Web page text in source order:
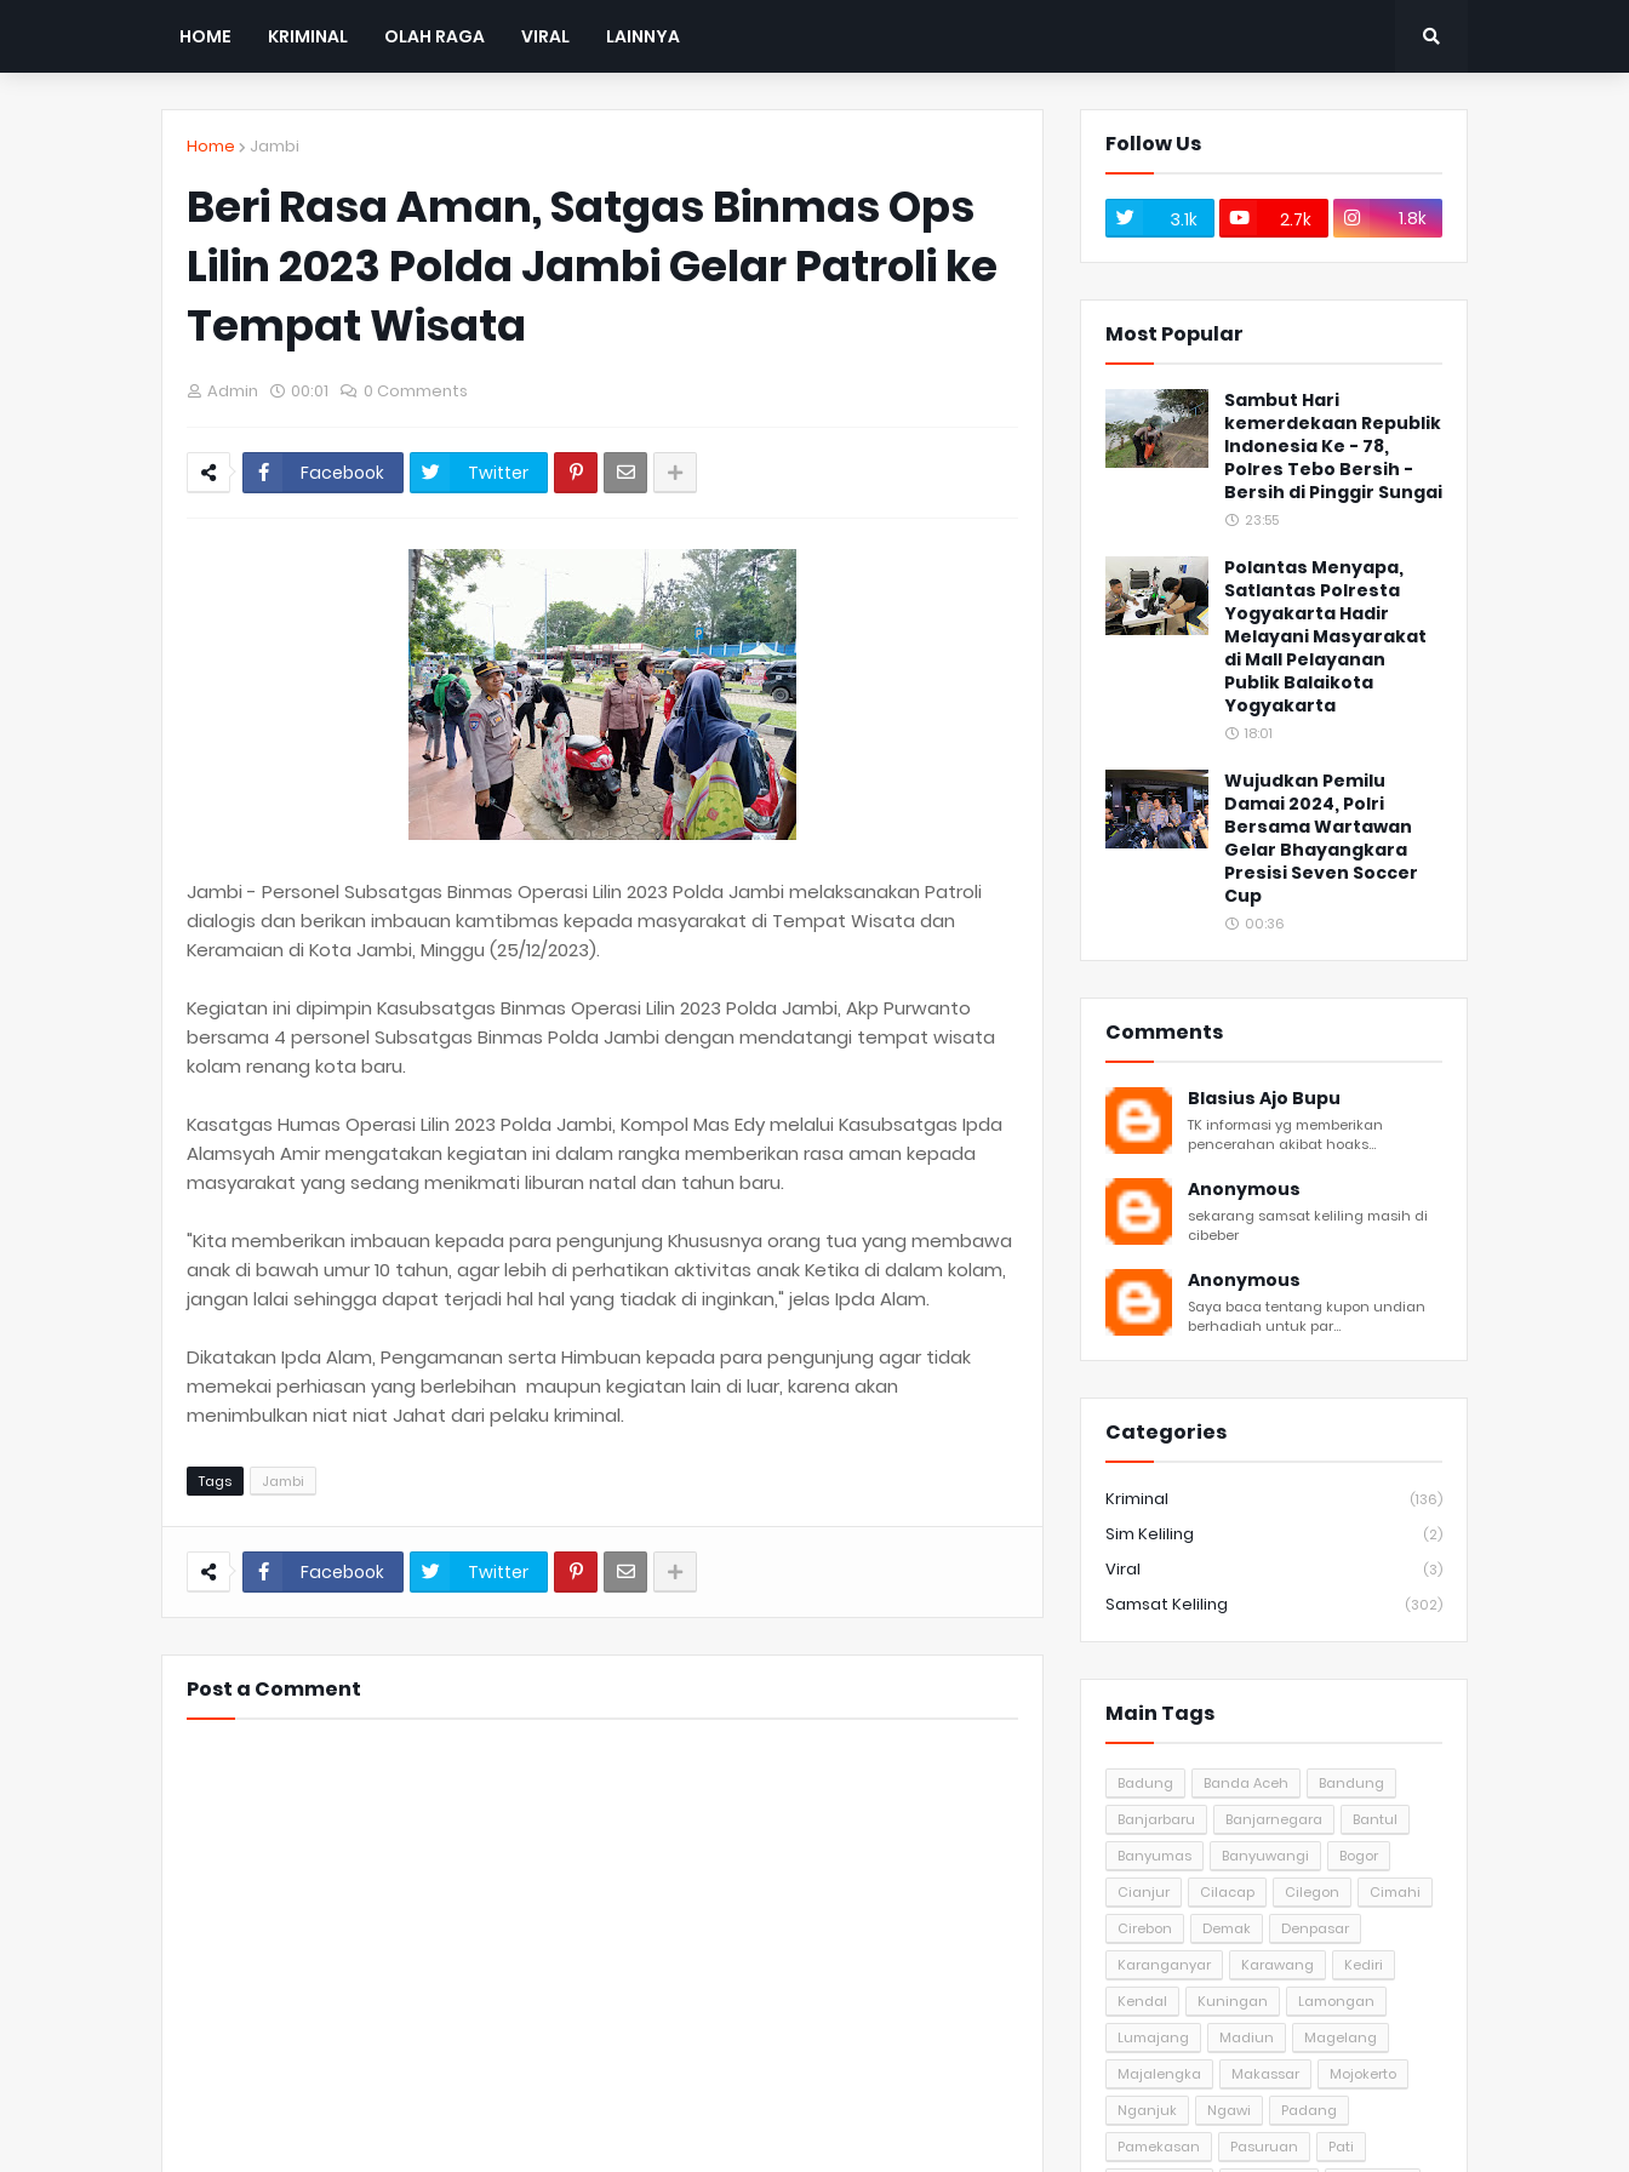
HOME KRIMINAL OLAH RAGA VIRAL LAINNYA
Home Jambi
Beri Rasa Aman, Satgas Binmas Ops
Lilin 2023 Polda Jambi Gelar Patroli ke
Tempat Wisata
Admin 00:01 0 Comments
Facebook Twitter
Jambi - Personel Subsatgas Binmas Operasi Lilin 2023 Polda Jambi melaksanakan Patroli
dialogis dan berikan imbauan kamtibmas kepada masyarakat di Tempat Wisata dan
Keramaian di Kota Jambi, Minggu (25/12/2023).
Kegiatan ini dipimpin Kasubsatgas Binmas Operasi Lilin 2023 Polda Jambi, Akp Purwanto
bersama 4 personel Subsatgas Binmas Polda Jambi dengan mendatangi tempat wisata
kolam renang kota baru.
Kasatgas Humas Operasi Lilin 2023 Polda Jambi, Kompol Mas Edy melalui Kasubsatgas Ipda
Alamsyah Amir mengatakan kegiatan ini dalam rangka memberikan rasa aman kepada
masyarakat yang sedang menikmati liburan natal dan tahun baru.
"Kita memberikan imbauan kepada para pengunjung Khususnya orang tua yang membawa
anak di bawah umur 10 tahun, agar lebih di perhatikan aktivitas anak Ketika di dalam kolam,
jangan lalai sehingga dapat terjadi hal hal yang tiadak di inginkan," jelas Ipda Alam.
Dikatakan Ipda Alam, Pengamanan serta Himbuan kepada para pengunjung agar tidak
memekai perhiasan yang berlebihan maupun kegiatan lain di luar, karena akan
menimbulkan niat niat Jahat dari pelaku kriminal.
Tags Jambi
Facebook Twitter
Post a Comment
Follow Us
3.1k 2.7k 1.8k
Most Popular
Sambut Hari
kemerdekaan Republik
Indonesia Ke - 78,
Polres Tebo Bersih -
Bersih di Pinggir Sungai
23:55
Polantas Menyapa,
Satlantas Polresta
Yogyakarta Hadir
Melayani Masyarakat
di Mall Pelayanan
Publik Balaikota
Yogyakarta
18:01
Wujudkan Pemilu
Damai 2024, Polri
Bersama Wartawan
Gelar Bhayangkara
Presisi Seven Soccer
Cup
00:36
Comments
Blasius Ajo Bupu
TK informasi yg memberikan
pencerahan akibat hoaks...
Anonymous
sekarang samsat keliling masih di
cibeber
Anonymous
Saya baca tentang kupon undian
berhadiah untuk par...
Categories
Kriminal (136)
Sim Keliling (2)
Viral (3)
Samsat Keliling (302)
Main Tags
Badung Banda Aceh
Bandung
Banjarbaru
Banjarnegara
Bantul
Banyumas
Banyuwangi
Bogor
Cianjur
Cilacap Cilegon
Cimahi
Cirebon
Demak
Denpasar
Karanganyar
Karawang
Kediri
Kendal
Kuningan
Lamongan
Lumajang
Madiun
Magelang
Majalengka
Makassar
Mojokerto
Nganjuk
Ngawi
Padang
Pamekasan
Pasuruan
Pati